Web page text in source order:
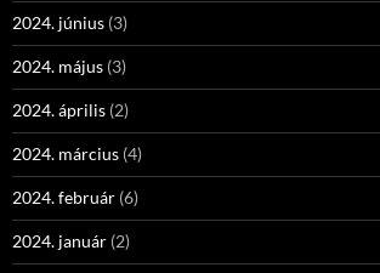
2024. június (3)
2024. május (3)
2024. április (2)
2024. március (4)
2024. február (6)
2024. január (2)